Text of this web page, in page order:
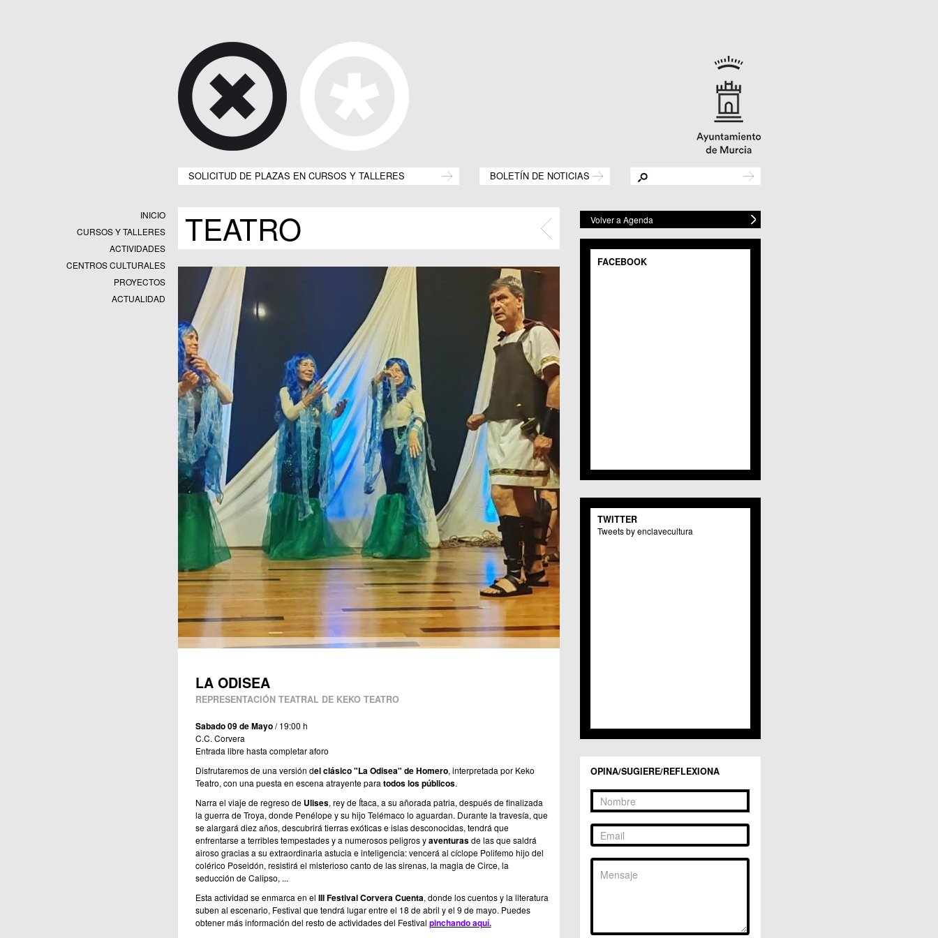
SOLICITUD DE PLAZAS EN CURSOS Y TALLERES BOLETÍN DE NOTICIAS
INICIO
CURSOS Y TALLERES
ACTIVIDADES
CENTROS CULTURALES
Equipamientos
PROYECTOS
Exposiciones
ACTUALIDAD
TEATRO
LA ODISEA
REPRESENTACIÓN TEATRAL DE KEKO TEATRO
Sabado 09 de Mayo/ 19:00 h
C.C. Corvera
Entrada libre hasta completar aforo
Disfrutaremos de una versión del clásico "La Odisea" de Homero, interpretada por Keko
Teatro, con una puesta en escena atrayente para todos los públicos.
Narra el viaje de regreso de Ulises, rey de Ítaca, a su añorada patria, después de finalizada
la guerra de Troya, donde Penélope y su hijo Telémaco lo aguardan. Durante la travesía, que
se alargará diez años, descubrirá tierras exóticas e islas desconocidas, tendrá que
enfrentarse a terribles tempestades y a numerosos peligros yaventurasde las que saldrá
airoso gracias a su extraordinaria astucia e inteligencia: vencerá al cíclope Polifemo hijo del
colérico Poseidón, resistirá el misterioso canto de las sirenas, la magia de Circe, la
seducción de Calipso, ...
Esta actividad se enmarca en el IIIFestival Corvera Cuenta, donde los cuentos y la literatura
suben al escenario, Festival que tendrá lugar entre el 18 de abril y el 9 de mayo. Puedes
obtener más información del resto de actividades del Festival pinchando aquí.
Volver a Agenda
FACEBOOK
TWITTER
Tweets by enclavecultura
OPINA/SUGIERE/REFLEXIONA